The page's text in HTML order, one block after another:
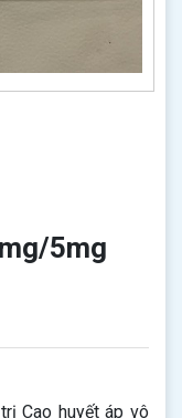
5mg
Cao huyết áp vô